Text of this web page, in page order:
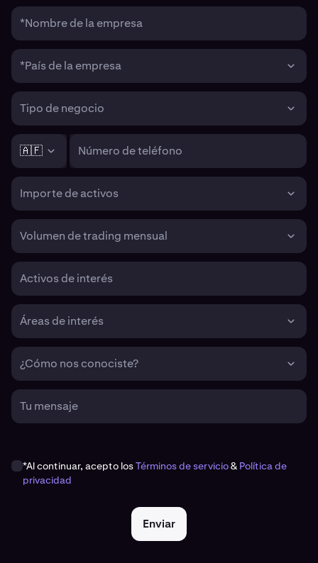
*Nombre de la empresa
*País de la empresa
Tipo de negocio
🇦🇫 Número de teléfono
Importe de activos
Volumen de trading mensual
Activos de interés
Áreas de interés
¿Cómo nos conociste?
Tu mensaje
*Al continuar, acepto losTérminos de servicio& Política de
privacidad
Enviar